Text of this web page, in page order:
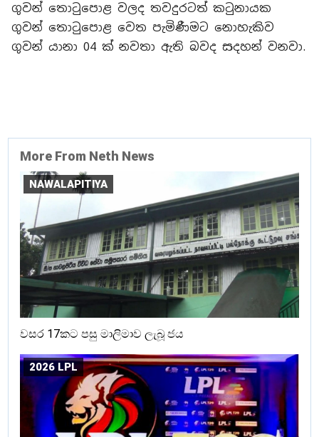
ගුවන් තොටුපොළ වලද තවදුරටත් කටුනායක
ගුවන් තොටුපොළ වෙත පැමිණීමට නොහැකිව
ගුවන් යානා 04 ක් නවතා ඇති බවද සදහන් වනවා.
More From Neth News
NAWALAPITIYA
වසර 17කට පසු මාලිමාව ලැබූ ජය
2026 LPL